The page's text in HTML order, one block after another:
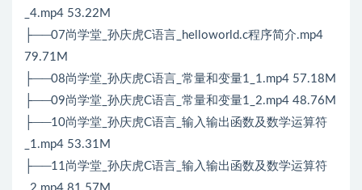
_4.mp4 53.22M
├──07尚学堂_孙庆虎C语言_helloworld.c程序简介.mp4
79.71M
├──08尚学堂_孙庆虎C语言_常量和变量1_1.mp4 57.18M
├──09尚学堂_孙庆虎C语言_常量和变量1_2.mp4 48.76M
├──10尚学堂_孙庆虎C语言_输入输出函数及数学运算符
_1.mp4 53.31M
├──11尚学堂_孙庆虎C语言_输入输出函数及数学运算符